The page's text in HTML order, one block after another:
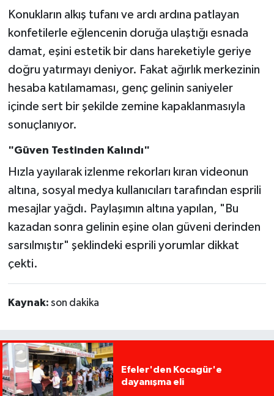
Konukların alkış tufanı ve ardı ardına patlayan
konfetilerle eğlencenin doruğa ulaştığı esnada
damat, eşini estetik bir dans hareketiyle geriye
doğru yatırmayı deniyor. Fakat ağırlık merkezinin
hesaba katılamaması, genç gelinin saniyeler
içinde sert bir şekilde zemine kapaklanmasıyla
sonuçlanıyor.
"Güven Testinden Kalındı"
Hızla yayılarak izlenme rekorları kıran videonun
altına, sosyal medya kullanıcıları tarafından esprili
mesajlar yağdı. Paylaşımın altına yapılan, "Bu
kazadan sonra gelinin eşine olan güveni derinden
sarsılmıştır" şeklindeki esprili yorumlar dikkat
çekti.
Kaynak: son dakika
Efeler'den Kocagür'e
dayanışma eli